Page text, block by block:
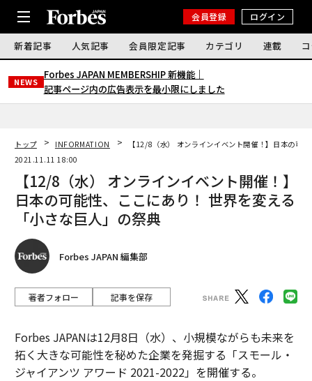
会員登録 ログイン
新着記事 人気記事 会員限定記事 カテゴリ 連載
NEWS
Forbes JAPAN MEMBERSHIP 新機能｜
記事ページ内の広告表示を最小限にしました
トップ INFORMATION
【12/8（水） オンラインイベント開催！】日本の可
2021.11.11 18:00
【12/8（水） オンラインイベント開催！】
日本の可能性、ここにあり！ 世界を変える
「小さな巨人」の祭典
Forbes JAPAN 編集部
著者フォロー 記事を保存
Forbes JAPANは12月8日（水）、小規模ながらも未来を
拓く大きな可能性を秘めた企業を発掘する「スモール・
ジャイアンツ アワード 2021-2022」を開催する。